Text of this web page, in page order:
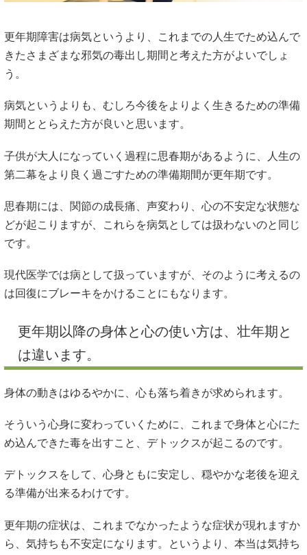
更年期障害は病気というより、これまでの人生でため込んで
きたさまざまな邪気の毒出し期間と考えた方がよいでしょ
う。
病気というよりも、むしろ今後をよりよく生きるための準備
期間ととらえた方が良いと思います。
子供が大人になっていく過程に思春期があるように、人生の
第二幕をより良く過ごすための準備期間が更年期です。
思春期には、関節の成長痛、声変わり、心の不安定な状態な
どが起こりますが、これらを病気としては扱わないのと同じ
です。
現代医学では病として扱っていますが、そのように考えるの
は回復にブレーキをかけることにもなります。
更年期以降の身体と心の使い方は、壮年期と
は違います。
身体の動きはゆるやかに、心も落ち着きが求められます。
そういう心身に変わっていくために、これまで身体と心にた
め込んできた毒を出すこと、デトックスが起こるのです。
デトックスをして、心身ともに安定し、穏やかな老後を迎え
る準備が出来るわけです。
更年期の症状は、これまでなかったような症状が現れますか
ら、気持ちも不安定になります。というより、本当は気持ち